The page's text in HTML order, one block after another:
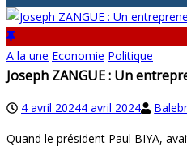
A la une Economie Politique
Joseph ZANGUE : Un
4 avril 20244 avril 2024
Quand le président Paul BIYA,